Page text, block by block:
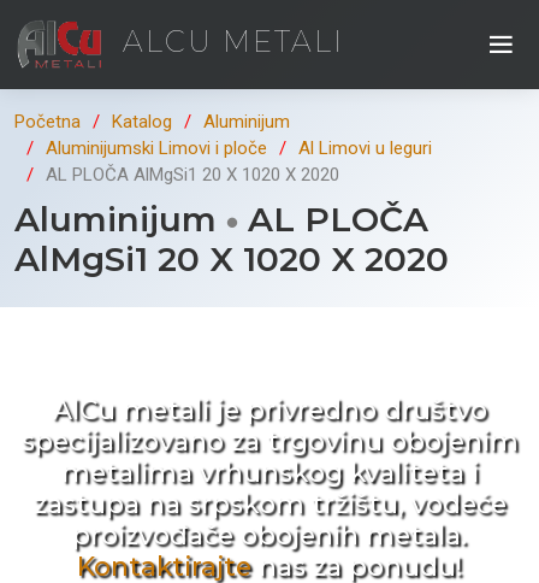
ALCU METALI
Početna Katalog
Aluminijum
Aluminijumski Limovi i ploče
Al Limovi u leguri
AL PLOČA AlMgSi1 20 X 1020 X 2020
Aluminijum
AL PLOČA
AlMgSi1 20 X 1020 X 2020
AlCu metali je privredno društvo
specijalizovano za trgovinu obojenim
metalima vrhunskog kvaliteta i
zastupa na srpskom tržištu, vodeće
proizvođače obojenih metala.
Kontaktirajtenas za ponudu!